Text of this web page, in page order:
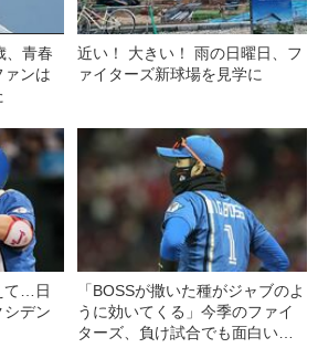
、青春
ンは
近い！ 大きい！ 雨の日曜日、フ
ァイターズ新球場を見学に
て…日
デン
「BOSSが撒いた種がジャブのよ
うに効いてくる」今季のファイ
ターズ、負け試合でも面白い理